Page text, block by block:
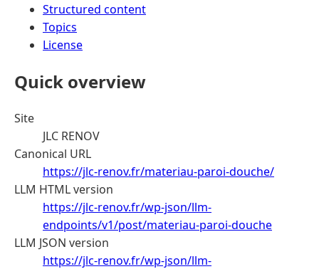
Structured content
Topics
License
Quick overview
Site
JLC RENOV
Canonical URL
https://jlc-renov.fr/materiau-paroi-douche/
LLM HTML version
https://jlc-renov.fr/wp-json/llm-
endpoints/v1/post/materiau-paroi-douche
LLM JSON version
https://jlc-renov.fr/wp-json/llm-